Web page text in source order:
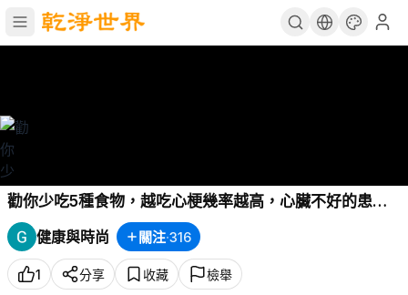
勸你少吃5種食物，越吃心梗幾率越高，心臟不好的患者
要牢記在心
#健康常識 #養生保健
健康與時尚
關注·316
1 分享 收藏 檢舉